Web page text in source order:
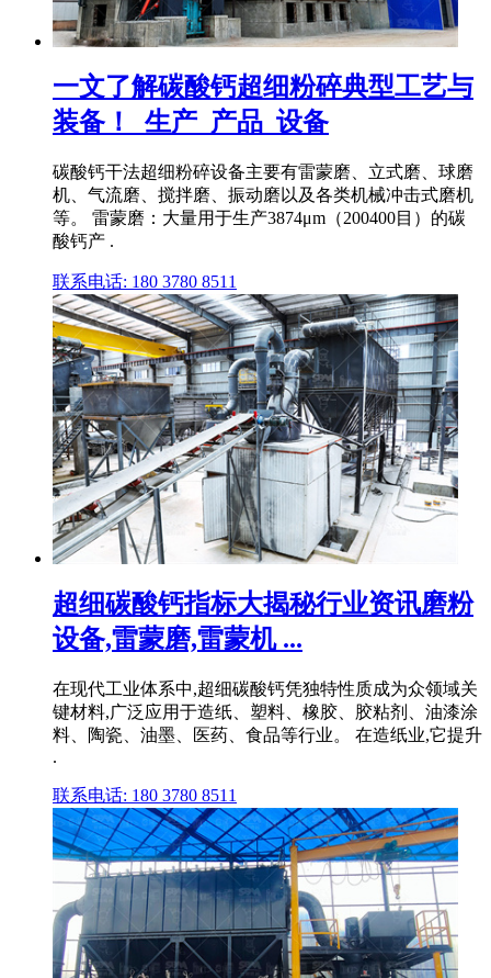
一文了解碳酸钙超细粉碎典型工艺与
装备！_生产_产品_设备
碳酸钙干法超细粉碎设备主要有雷蒙磨、立式磨、球磨
机、气流磨、搅拌磨、振动磨以及各类机械冲击式磨机
等。 雷蒙磨：大量用于生产3874μm（200400目）的碳
酸钙产 .
联系电话: 180 3780 8511
超细碳酸钙指标大揭秘行业资讯磨粉
设备,雷蒙磨,雷蒙机 ...
在现代工业体系中,超细碳酸钙凭独特性质成为众领域关
键材料,广泛应用于造纸、塑料、橡胶、胶粘剂、油漆涂
料、陶瓷、油墨、医药、食品等行业。 在造纸业,它提升
.
联系电话: 180 3780 8511